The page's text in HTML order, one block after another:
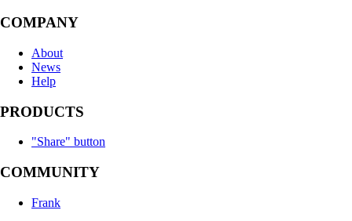
COMPANY
About
News
Help
PRODUCTS
"Share" button
COMMUNITY
Frank